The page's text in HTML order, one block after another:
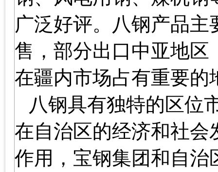
广泛好评。八钢产品主
售，部分出口中亚地区
在疆内市场占有重要的
八钢具有独特的区位
在自治区的经济和社
作用，宝钢集团和自